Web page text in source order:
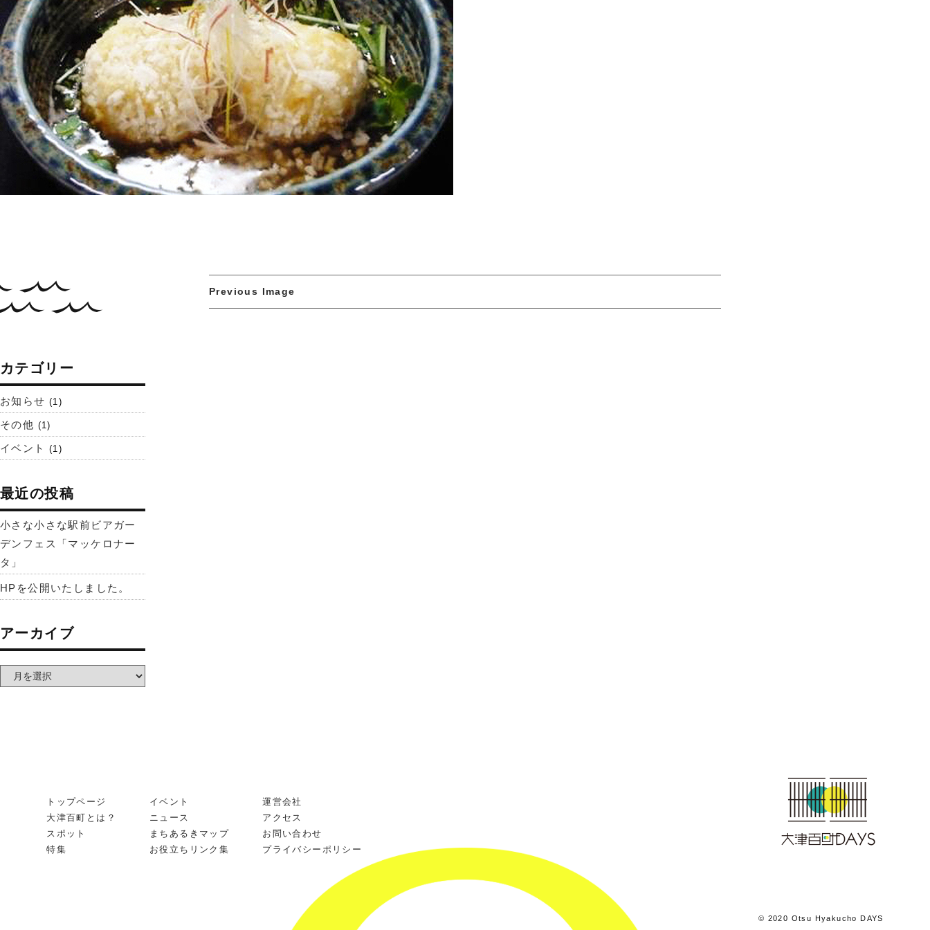
Previous Image
カテゴリー
お知らせ (1)
その他 (1)
イベント (1)
最近の投稿
小さな小さな駅前ビアガー
デンフェス「マッケロナー
タ」
HPを公開いたしました。
アーカイブ
トップページ
大津百町とは？
スポット
特集
イベント
ニュース
まちあるきマップ
お役立ちリンク集
運営会社
アクセス
お問い合わせ
プライバシーポリシー
© 2020 Otsu Hyakucho DAYS